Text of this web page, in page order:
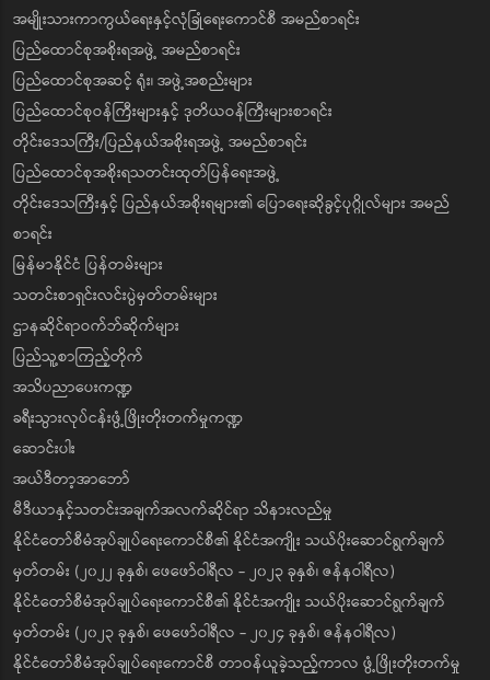
အမျိုးသားကာကွယ်ရေးနှင့်လုံခြုံရေးကောင်စီ အမည်စာရင်း
ပြည်ထောင်စုအစိုးရအဖွဲ့ အမည်စာရင်း
ပြည်ထောင်စုအဆင့် ရုံး၊ အဖွဲ့အစည်းများ
ပြည်ထောင်စုဝန်ကြီးများနှင့် ဒုတိယဝန်ကြီးများစာရင်း
တိုင်းဒေသကြီး/ပြည်နယ်အစိုးရအဖွဲ့ အမည်စာရင်း
ပြည်ထောင်စုအစိုးရသတင်းထုတ်ပြန်ရေးအဖွဲ့
တိုင်းဒေသကြီးနှင့် ပြည်နယ်အစိုးရများ၏ ပြောရေးဆိုခွင့်ပုဂ္ဂိုလ်များ အမည်
စာရင်း
မြန်မာနိုင်ငံ ပြန်တမ်းများ
သတင်းစာရှင်းလင်းပွဲမှတ်တမ်းများ
ဌာနဆိုင်ရာဝက်ဘ်ဆိုက်များ
ပြည်သူ့စာကြည့်တိုက်
အသိပညာပေးကဏ္ဍ
ခရီးသွားလုပ်ငန်းဖွံ့ဖြိုးတိုးတက်မှုကဏ္ဍ
ဆောင်းပါး
အယ်ဒီတာ့အာဘော်
မီဒီယာနှင့်သတင်းအချက်အလက်ဆိုင်ရာ သိနားလည်မှု
နိုင်ငံတော်စီမံအုပ်ချုပ်ရေးကောင်စီ၏ နိုင်ငံအကျိုး သယ်ပိုးဆောင်ရွက်ချက်
မှတ်တမ်း (၂၀၂၂ ခုနှစ်၊ ဖေဖော်ဝါရီလ - ၂၀၂၃ ခုနှစ်၊ ဇန်နဝါရီလ)
နိုင်ငံတော်စီမံအုပ်ချုပ်ရေးကောင်စီ၏ နိုင်ငံအကျိုး သယ်ပိုးဆောင်ရွက်ချက်
မှတ်တမ်း (၂၀၂၃ ခုနှစ်၊ ဖေဖော်ဝါရီလ - ၂၀၂၄ ခုနှစ်၊ ဇန်နဝါရီလ)
နိုင်ငံတော်စီမံအုပ်ချုပ်ရေးကောင်စီ တာဝန်ယူခဲ့သည့်ကာလ ဖွံ့ဖြိုးတိုးတက်မှု